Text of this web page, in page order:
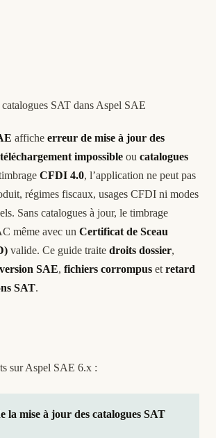
affiche erreur de mise à jour des
téléchargement impossible ou catalogues
CFDI 4.0, l’application ne peut pas
régimes fiscaux, usages CFDI ni modes
Sans catalogues à jour, le timbrage
même avec un Certificat de Sceau
valide. Ce guide traite droits dossier,
version SAE, fichiers corrompus et retard
SAT.
sur Aspel SAE 6.x :
la mise à jour des catalogues SAT